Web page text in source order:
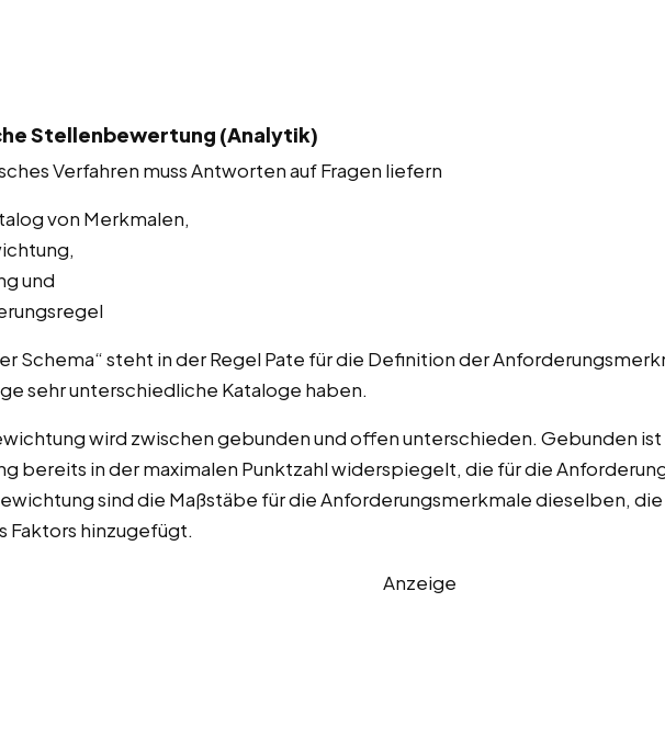
Stellenbewertung (Analytik)
Verfahren muss Antworten auf Fragen liefern
von Merkmalen,
und
Schema“ steht in der Regel Pate für die Definition der
sehr unterschiedliche Kataloge haben.
wird zwischen gebunden und offen unterschieden. Gebunden ist
bereits in der maximalen Punktzahl widerspiegelt, die für die
sind die Maßstäbe für die Anforderungsmerkmale dieselben,
Faktors hinzugefügt.
Anzeige